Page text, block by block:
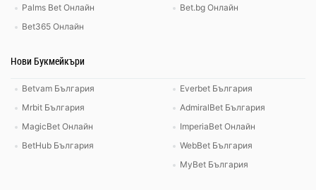
Palms Bet Онлайн
Bet365 Онлайн
Bet.bg Онлайн
Нови Букмейкъри
Betvam България
Mrbit България
MagicBet Онлайн
BetHub България
Everbet България
AdmiralBet България
ImperiaBet Онлайн
WebBet България
MyBet България